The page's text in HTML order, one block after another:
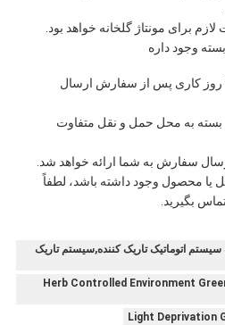
برای مونتاژ گلخانه خواهد بود.
وجود داره
محصول در عرض 15-20 روز کاری پس از سفارش ارسال
به محل حمل و نقل متفاوت
سفارش به شما ارائه خواهد شد.
یا محصول وجود داشته باشد، لطفاً
بگیرید.
سیستم اتوماتیک تاریک کننده,سیستم تاریک
Herb Controlled Environment
Light Deprivation